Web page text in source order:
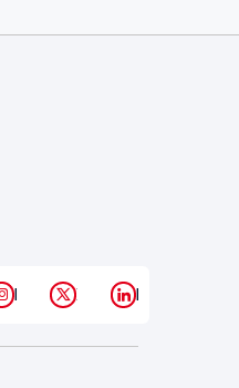
Instagram
X LinkedIn